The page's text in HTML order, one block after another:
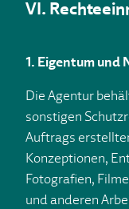
VI.
1. Eigentum und
Die Agentur
sonstigen
Auftrags
Konzeptionen,
Fotografien,
und anderen